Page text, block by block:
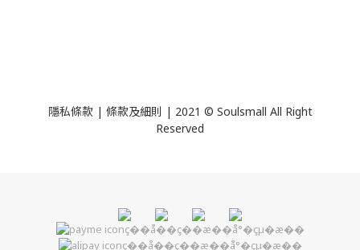
隱私條款 | 條款及細則 | 2021 © Soulsmall All Right
Reserved